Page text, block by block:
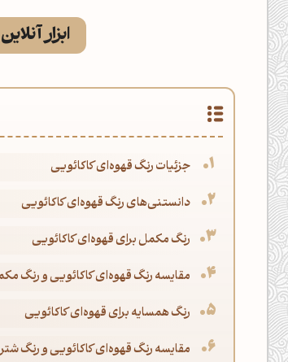
ابزار
جزئیات رنگ قهوه‌ای کاکائویی
دانستنی‌های رنگ قهوه‌ای کاکائویی
رنگ مکمل برای قهوه‌ای کاکائویی
مقایسه رنگ قهوه‌ای کاکائویی و رنگ
رنگ همسایه برای قهوه‌ای کاکائویی
مقایسه رنگ قهوه‌ای کاکائویی و رنگ